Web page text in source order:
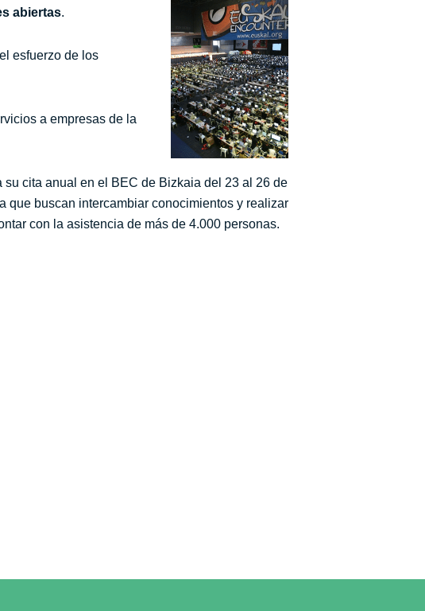
abiertas.
esfuerzo de los
a empresas de la
cita anual en el BEC de Bizkaia del 23 al 26 de
que buscan intercambiar conocimientos y realizar
con la asistencia de más de 4.000 personas.